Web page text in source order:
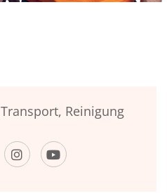
Transport, Reinigung